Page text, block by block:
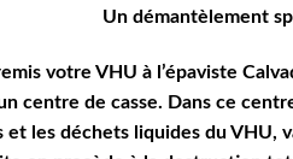
Un démantèlement
votre VHU à l’épaviste
centre de casse. Dans ce
les déchets liquides du VHU,